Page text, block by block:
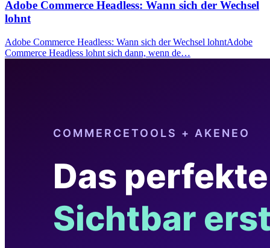
Adobe Commerce Headless: Wann sich der Wechsel
lohnt
Adobe Commerce Headless: Wann sich der Wechsel lohntAdobe
Commerce Headless lohnt sich dann, wenn de…